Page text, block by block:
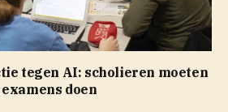
tegen AI: scholieren moeten
doen